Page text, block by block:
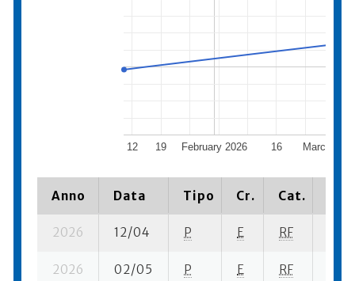
February 2026 March
12 19 16
Anno Data Tipo Cr. Cat.
2026 12/04 P E RF
2026 02/05 P E RF